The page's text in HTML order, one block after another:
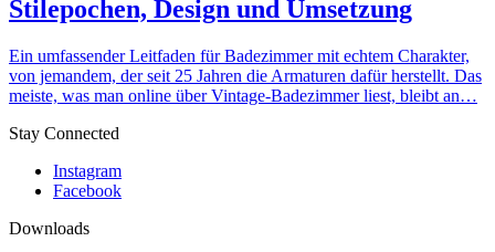
Stilepochen, Design und Umsetzung
Ein umfassender Leitfaden für Badezimmer mit echtem Charakter,
von jemandem, der seit 25 Jahren die Armaturen dafür herstellt. Das
meiste, was man online über Vintage-Badezimmer liest, bleibt an…
Stay Connected
Instagram
Facebook
Downloads